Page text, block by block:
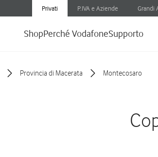
Privati P.IVA e Aziende Grandi
ShopPerché VodafoneSupporto
Provincia di Macerata Montecosaro